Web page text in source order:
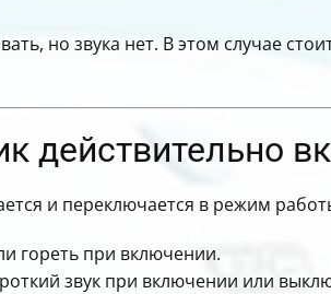
но звука нет. В этом случае
действительно
и переключается в режим
гореть при включении.
звук при включении или